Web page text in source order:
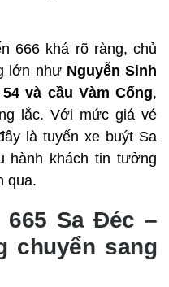
666 khá rõ ràng, chủ
lớn như Nguyễn Sinh
và cầu Vàm Cống,
lắc. Với mức giá vé
là tuyến xe buýt Sa
hành khách tin tưởng
qua.
665 Sa Đéc –
chuyển sang